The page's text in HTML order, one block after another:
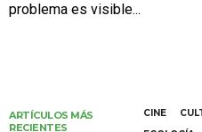
problema es visible...
ARTÍCULOS MÁS
RECIENTES
CINE